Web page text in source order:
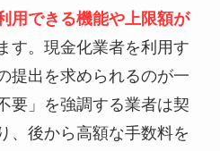
用できる機能や上限額が
す。現金化業者を利用す
提出を求められるのが一
要」を強調する業者は契
、後から高額な手数料を